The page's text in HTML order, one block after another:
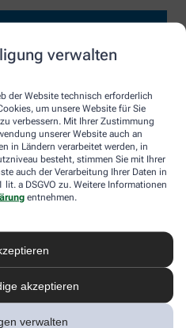
verwalten
der Website technisch erforderlich
um unsere Website für Sie
verbessern. Mit Ihrer Zustimmung
unserer Website auch an
in Ländern verarbeitet werden, in
besteht, stimmen Sie mit Ihrer
auch der Verarbeitung Ihrer Daten in
a DSGVO zu. Weitere Informationen
entnehmen.
akzeptieren
verwalten